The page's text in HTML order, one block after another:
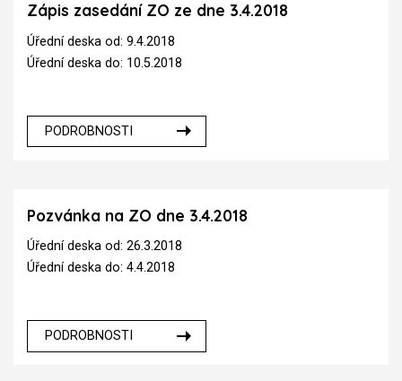
Zápis zasedání ZO ze dne 3.4.2018
Úřední deska od: 9.4.2018
Úřední deska do: 10.5.2018
PODROBNOSTI
Pozvánka na ZO dne 3.4.2018
Úřední deska od: 26.3.2018
Úřední deska do: 4.4.2018
PODROBNOSTI